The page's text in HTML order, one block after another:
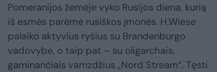
Pomeranijos žemėje vyko Rusijos diena, kurią
iš esmės parėmė rusiškos įmonės. H.Wiese
palaiko aktyvius ryšius su Brandenburgo
vadovybe, o taip pat – su oligarchais,
gaminančiais vamzdžius „Nord Stream“. Tęsti